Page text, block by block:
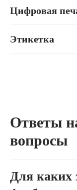
Цифровая
Этикетка
Ответы
вопросы
Для каких